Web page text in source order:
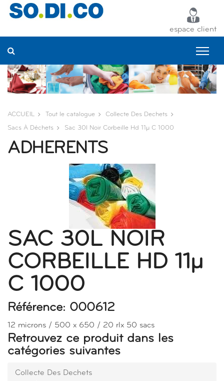
espace client
ACCUEIL Tout le catalogue Collecte Des Dechets
Sacs À Déchets Sac 30l Noir Corbeille Hd 11µ C 1000
ADHERENTS
SAC 30L NOIR
CORBEILLE HD 11µ
C 1000
Référence: 000612
12 microns / 500 x 650 / 20 rlx 50 sacs
Retrouvez ce produit dans les
catégories suivantes
Collecte Des Dechets
Panneau de gestion des cookies